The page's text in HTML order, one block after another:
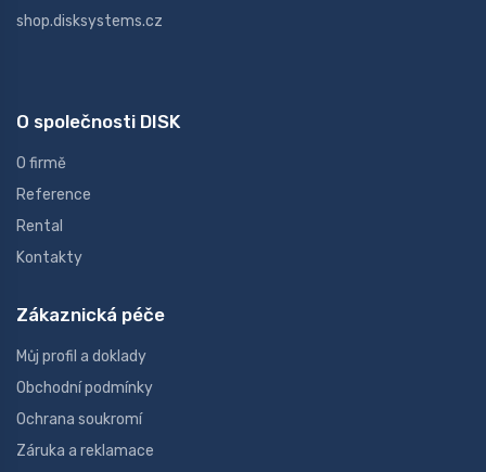
shop.disksystems.cz
O společnosti DISK
O firmě
Reference
Rental
Kontakty
Zákaznická péče
Můj profil a doklady
Obchodní podmínky
Ochrana soukromí
Záruka a reklamace